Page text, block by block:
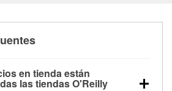
en tienda están
las tiendas O'Reilly